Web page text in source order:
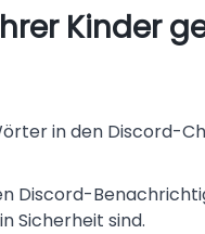
Kinder
in den Discord-
Discord-
Sicherheit sind.